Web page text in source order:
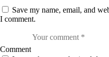
Save my name, email, and
I comment.
Comment